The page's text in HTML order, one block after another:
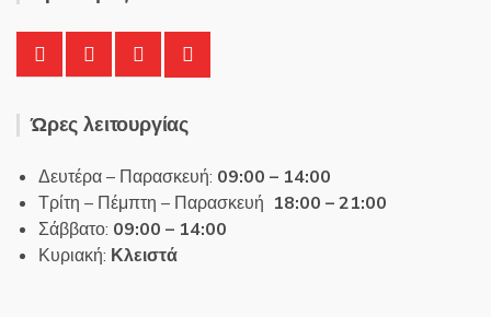
Ώρες λειτουργίας
Δευτέρα – Παρασκευή: 09:00 – 14:00
Τρίτη – Πέμπτη – Παρασκευή 18:00 – 21:00
Σάββατο: 09:00 – 14:00
Κυριακή: Κλειστά